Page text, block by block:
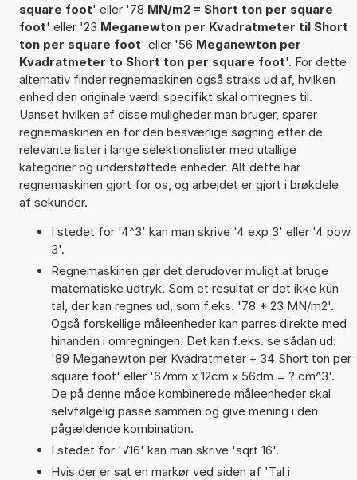
square foot' eller '78 MN/m2 = Short ton per square
foot' eller '23 Meganewton per Kvadratmeter til Short
ton per square foot' eller '56 Meganewton per
Kvadratmeter to Short ton per square foot'. For dette
alternativ finder regnemaskinen også straks ud af, hvilken
enhed den originale værdi specifikt skal omregnes til.
Uanset hvilken af disse muligheder man bruger, sparer
regnemaskinen en for den besværlige søgning efter de
relevante lister i lange selektionslister med utallige
kategorier og understøttede enheder. Alt dette har
regnemaskinen gjort for os, og arbejdet er gjort i brøkdele
af sekunder.
I stedet for '4^3' kan man skrive '4 exp 3' eller '4 pow
3'.
Regnemaskinen gør det derudover muligt at bruge
matematiske udtryk. Som et resultat er det ikke kun
tal, der kan regnes ud, som f.eks. '78 * 23 MN/m2'.
Også forskellige måleenheder kan parres direkte med
hinanden i omregningen. Det kan f.eks. se sådan ud:
'89 Meganewton per Kvadratmeter + 34 Short ton per
square foot' eller '67mm x 12cm x 56dm = ? cm^3'.
De på denne måde kombinerede måleenheder skal
selvfølgelig passe sammen og give mening i den
pågældende kombination.
I stedet for '√16' kan man skrive 'sqrt 16'.
Hvis der er sat en markør ved siden af 'Tal i